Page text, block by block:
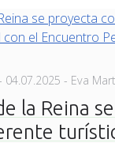
Posted
04.07.2025 - Eva
la Reina